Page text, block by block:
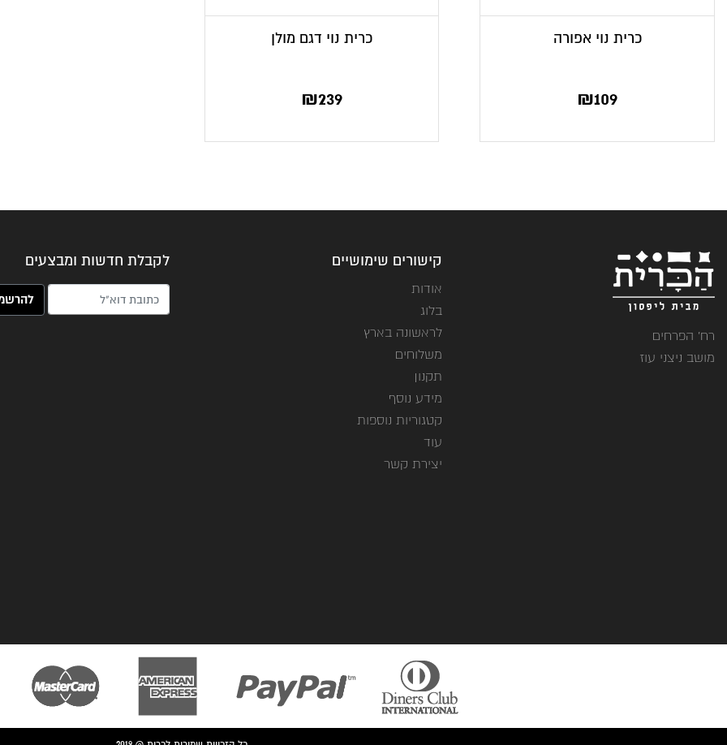
כרית נוי אפורה
₪109
כרית נוי דגם מולן
₪239
רח' הפרחים
מושב ניצני עוז
קישורים שימושיים
אודות
בלוג
לראשונה בארץ
משלוחים
תקנון
מידע נוסף
קטגוריות נוספות
עוד
יצירת קשר
לקבלת חדשות ומבצעים
האימייל שלך (חובה)